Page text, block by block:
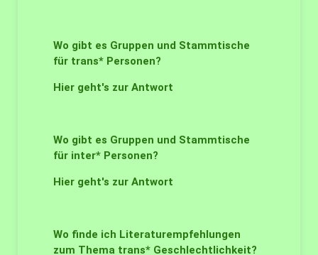
Wo gibt es Gruppen und Stammtische
für trans* Personen?
Hier geht's zur Antwort
Wo gibt es Gruppen und Stammtische
für inter* Personen?
Hier geht's zur Antwort
Wo finde ich Literaturempfehlungen
zum Thema trans* Geschlechtlichkeit?